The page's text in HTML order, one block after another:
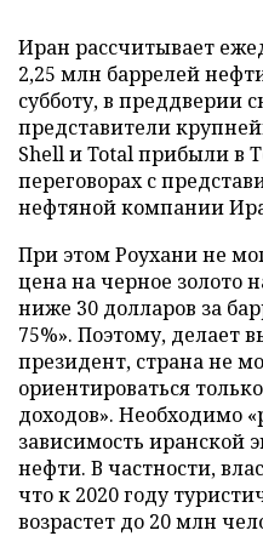
Иран рассчитывает
2,25 млн баррелей
субботу, в преддверии
представители
Shell и Total прибыли в
переговорах с
нефтяной компании
При этом Роухани не
цена на черное золото
ниже 30 долларов за
75%». Поэтому, делает
президент, страна не
ориентироваться
доходов». Необходимо
зависимость иранской
нефти. В частности,
что к 2020 году
возрастет до 20 млн